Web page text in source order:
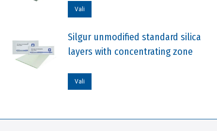
tootelehel.
Vali
tootel
on
mitu
Valikuid
saab
Silgur unmodified standard silica
layers with concentrating zone
Vali
tootel
mitu